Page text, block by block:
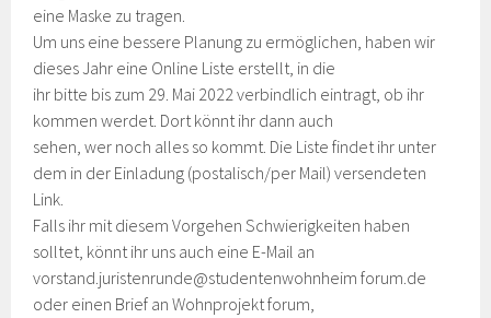
eine Maske zu tragen.
Um uns eine bessere Planung zu ermöglichen, haben wir
dieses Jahr eine Online Liste erstellt, in die
ihr bitte bis zum 29. Mai 2022 verbindlich eintragt, ob ihr
kommen werdet. Dort könnt ihr dann auch
sehen, wer noch alles so kommt. Die Liste findet ihr unter
dem in der Einladung (postalisch/per Mail) versendeten
Link.
Falls ihr mit diesem Vorgehen Schwierigkeiten haben
solltet, könnt ihr uns auch eine E-Mail an
vorstand.juristenrunde@studentenwohnheim forum.de
oder einen Brief an Wohnprojekt forum,